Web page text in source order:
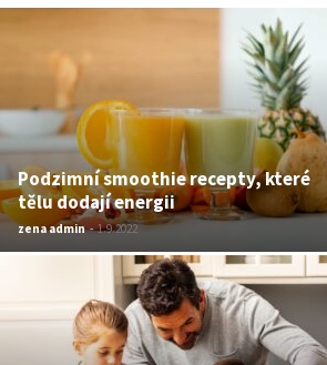
Podzimní smoothie recepty, které
tělu dodají energii
zena admin - 1.9.2022